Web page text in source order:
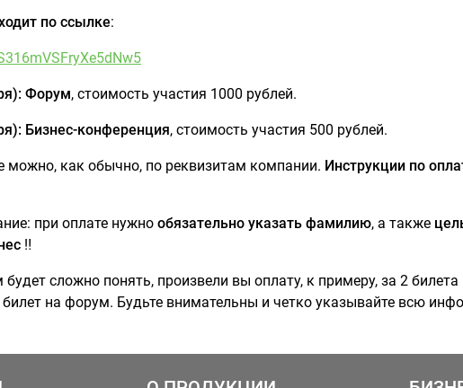
по ссылке:
Форум, стоимость участия 1000 рублей.
Бизнес-конференция, стоимость участия 500 рублей.
можно, как обычно, по реквизитам компании. Инструкции по
при оплате нужно обязательно указать фамилию, а также
‼️
будет сложно понять, произвели вы оплату, к примеру, за 2
билет на форум. Будьте внимательны и четко указывайте всю